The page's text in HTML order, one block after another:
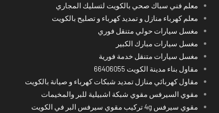
معلم فني سباك صحي بالكويت لتسليك المجاري
معلم كهرباء منازل و تمديد كهرباء و تصليح بالكويت
مغسل سيارات حولي متنقل فوري
مغسل سيارات مبارك الكبير
مغسل سيارات متنقل خدمة فورية
مقاول بناء مدينة الكويت 66406055
مقاول كهربائي منازل تمديد شبكات كهرباء و صيانة بالكويت
مقوي السيرفس مقوي شبكة اشبيلية للبر والمخيمات
مقوي سيرفس 4g تركيب مقوي سيرفس البر في الكويت